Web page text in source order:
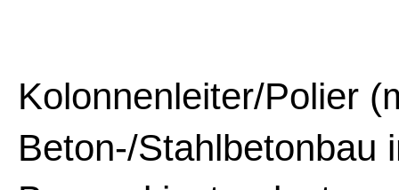
Kolonnenleiter/Polier
Beton-/Stahlbetonbau